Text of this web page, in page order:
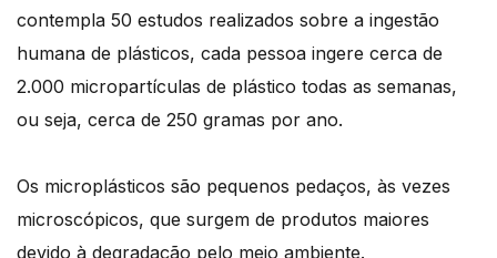
contempla 50 estudos realizados sobre a ingestão
humana de plásticos, cada pessoa ingere cerca de
2.000 micropartículas de plástico todas as semanas,
ou seja, cerca de 250 gramas por ano.
Os microplásticos são pequenos pedaços, às vezes
microscópicos, que surgem de produtos maiores
devido à degradação pelo meio ambiente.